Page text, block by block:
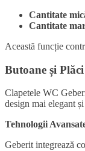
Cantitate
Cantitate
Această funcție
Butoane și
Clapetele WC
design mai elegant
Tehnologii
Geberit integrează